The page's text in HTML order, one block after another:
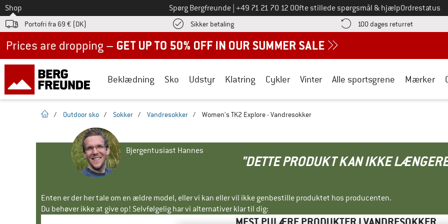
Til
Shop Spørg Bergfreunde Ring til os på
+49 71 21 70 12 0Ofte stillede spørgsmål & hjælpOrdrestatus
Portofri fra 69 € (DK) Sikker betalingFind betalingsoplysningerne her! Åbnes i en infoboks
100 dages returret Gå til
Beklædning Sko Udstyr Klatring Cykler Vinter Alle sportsgrene Mærker
Hjemmeside
/ Outdoor sko / Sokker / Vandresokker / Women's TK2 Explore - Vandresokker
Bjergentusiast Hannes
"DETTE PRODUKT KAN IKKE
Enten er der her tale om en ældre model, eller vi kan eller vil ikke genbestille produktet hos producenten.
Du behøver ikke at give op! Selvfølgelig har vi alternativer klar til dig: